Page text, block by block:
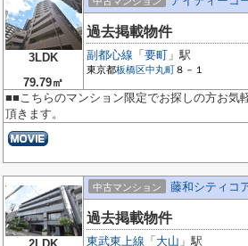
3LDK
79.79㎡
過去掲載物件
副都心線 「 要町 」駅
東京都板橋区中丸町 ８－１
■■こちらのマンション限定でお探しの方お気
頂きます。
中古マンション 藤和シティコ
過去掲載物件
東武東上線 「 大山 」駅